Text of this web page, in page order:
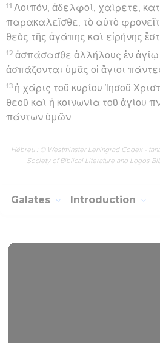
11 Λοιπόν, ἀδελφοί, χαίρετε,
παρακαλεῖσθε, τὸ αὐτὸ
θεὸς τῆς ἀγάπης καὶ εἰρήνης
12 ἀσπάσασθε ἀλλήλους ἐν ἁγίῳ
ἀσπάζονται ὑμᾶς οἱ ἅγιοι
13 ἡ χάρις τοῦ κυρίου Ἰησοῦ
θεοῦ καὶ ἡ κοινωνία τοῦ ἁγίου
πάντων ὑμῶν.
Hébreu : © Westminster Leningrad Codex -
Society of Biblical Literature and Logos
Galates Introduction